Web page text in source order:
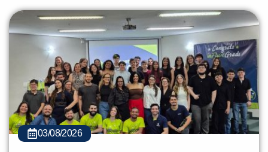
03/08/2026